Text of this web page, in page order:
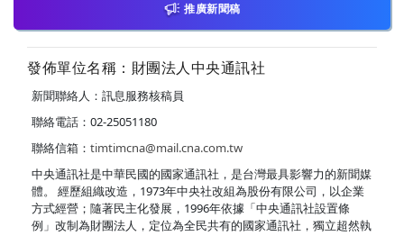
推廣新聞稿
發佈單位名稱：財團法人中央通訊社
新聞聯絡人：訊息服務核稿員
聯絡電話：02-25051180
聯絡信箱： timtimcna@mail.cna.com.tw
中央通訊社是中華民國的國家通訊社，是台灣最具影響力的新聞媒
體。 經歷組織改造，1973年中央社改組為股份有限公司，以企業
方式經營；隨著民主化發展，1996年依據「中央通訊社設置條
例」改制為財團法人，定位為全民共有的國家通訊社，獨立超然執